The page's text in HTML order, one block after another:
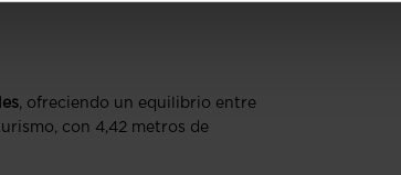
, ofreciendo un equilibrio entre
con 4,42 metros de